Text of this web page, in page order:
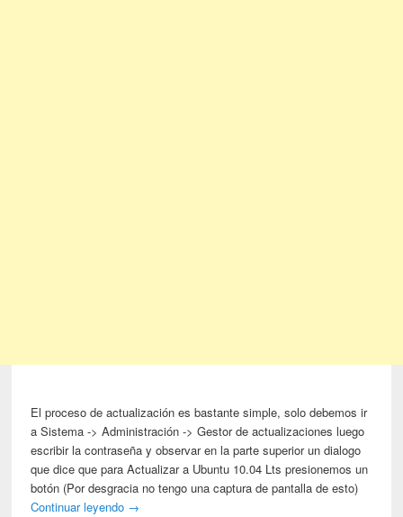
El proceso de actualización es bastante simple, solo debemos ir
a Sistema -> Administración -> Gestor de actualizaciones luego
escribir la contraseña y observar en la parte superior un dialogo
que dice que para Actualizar a Ubuntu 10.04 Lts presionemos un
botón (Por desgracia no tengo una captura de pantalla de esto)
Continuar leyendo →